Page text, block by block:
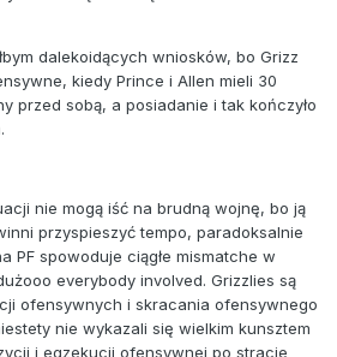
dalekoidących wniosków, bo Grizz
kiedy Prince i Allen mieli 30
przed sobą, a posiadanie i tak kończyło
nie mogą iść na brudną wojnę, bo ją
przyspieszyć tempo, paradoksalnie
PF spowoduje ciągłe mismatche w
everybody involved. Grizzlies są
ofensywnych i skracania ofensywnego
nie wykazali się wielkim kunsztem
i egzekucji ofensywnej po stracie